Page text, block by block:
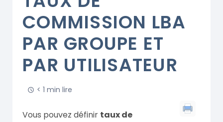
COMMISSION LBA
PAR GROUPE ET
PAR UTILISATEUR
< 1 min lire
Vous pouvez définir taux de